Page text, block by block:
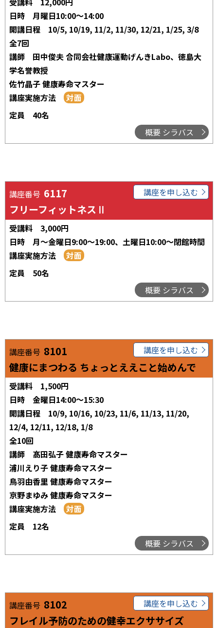
日時
月曜日10:00～14:00
開講日程
10/5, 10/19, 11/2, 11/30, 12/21, 1/25, 3/8
全7回
講師
田中俊夫 合同会社健康運動げんきLabo、徳島大
学名誉教授
佐竹晶子 健康寿命マスター
講座実施方法
定員
40名
概要 シラバス
講座番号 6117
フリーフィットネスⅡ
講座を申し込む
受講料
3,000円
日時
月～金曜日9:00～19:00、 土曜日10:00～閉館時間
講座実施方法
定員
50名
概要 シラバス
講座番号 8101
健康にまつわる ちょっとええこと始めんで
講座を申し込む
受講料
1,500円
日時
金曜日14:00～15:30
開講日程
10/9, 10/16, 10/23, 11/6, 11/13, 11/20,
12/4, 12/11, 12/18, 1/8
全10回
講師
髙田弘子 健康寿命マスター
浦川えり子 健康寿命マスター
鳥羽由香里 健康寿命マスター
京野まゆみ 健康寿命マスター
講座実施方法
定員
12名
概要 シラバス
講座番号 8102
フレイル予防のための健幸エクササイズ
講座を申し込む